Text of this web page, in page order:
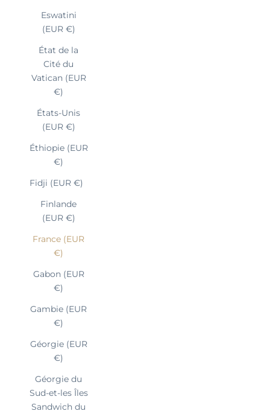
Eswatini
(EUR €)
État de la
Cité du
Vatican (EUR
€)
États-Unis
(EUR €)
Éthiopie (EUR
€)
Fidji (EUR €)
Finlande
(EUR €)
France (EUR
€)
Gabon (EUR
€)
Gambie (EUR
€)
Géorgie (EUR
€)
Géorgie du
Sud-et-les Îles
Sandwich du